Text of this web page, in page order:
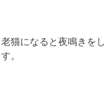
老猫になると夜鳴きを
す。